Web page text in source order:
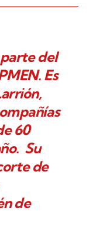
del
Es
60
Su
de
de